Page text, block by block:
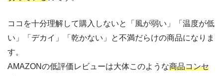
ココを十分理解して購入しないと「風が弱い」「温度が低
い」「デカイ」「乾かない」と不満だらけの商品になりま
す。
AMAZONの低評価レビューは大体このような商品コンセ